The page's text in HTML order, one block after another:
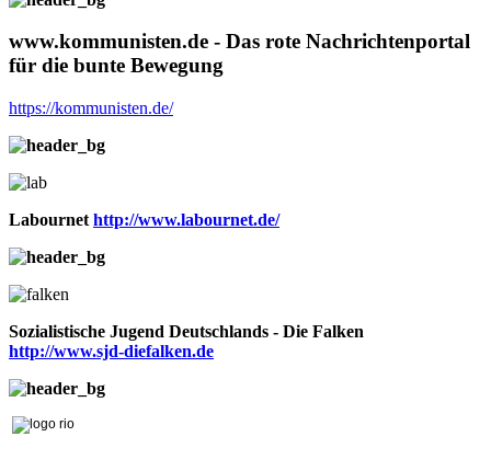
www.kommunisten.de - Das rote Nachrichtenportal
für die bunte Bewegung
https://kommunisten.de/
Labournet http://www.labournet.de/
Sozialistische Jugend Deutschlands - Die Falken
http://www.sjd-diefalken.de